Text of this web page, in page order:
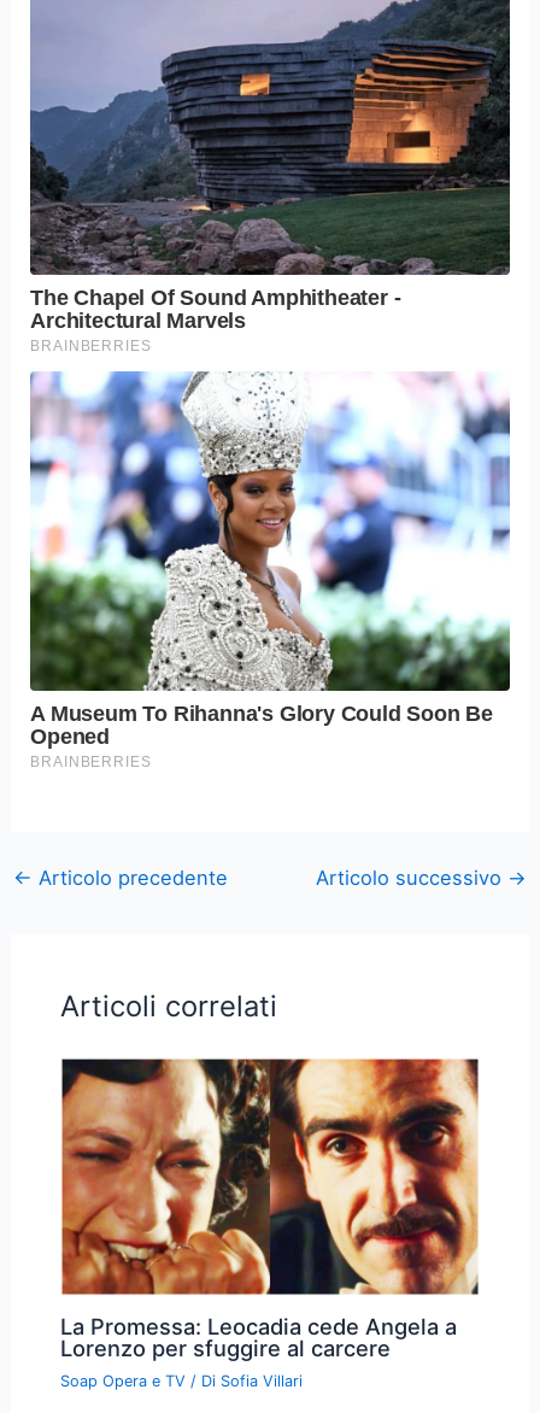
← Articolo precedente Articolo successivo →
Articoli correlati
La Promessa: Leocadia cede Angela a
Lorenzo per sfuggire al carcere
Soap Opera e TV / Di Sofia Villari